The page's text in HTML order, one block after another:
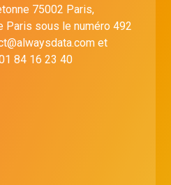
75002 Paris,
Paris sous le numéro 492
et
84 16 23 40